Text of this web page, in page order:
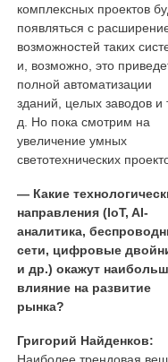
комплексных проектов
появляться с
возможностей таких
и, возможно, это
полной автоматизации
зданий, целых заводов и
д. Но пока смотрим на
увеличение умных
светотехнических
— Какие
направления (IoT, AI-
аналитика,
сети, цифровые
и др.) окажут
влияние на развитие
рынка?
Григорий Найденков:
Наиболее трендовая